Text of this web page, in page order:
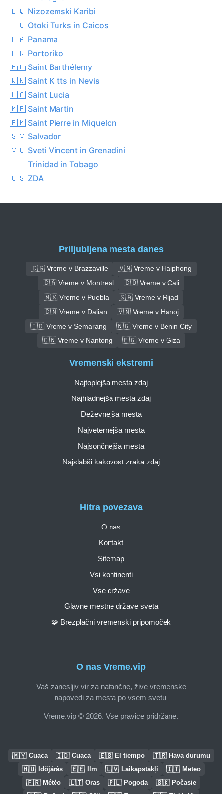
🇧🇶 Nizozemski Karibi
🇹🇨 Otoki Turks in Caicos
🇵🇦 Panama
🇵🇷 Portoriko
🇧🇱 Saint Barthélemy
🇰🇳 Saint Kitts in Nevis
🇱🇨 Saint Lucia
🇲🇫 Saint Martin
🇵🇲 Saint Pierre in Miquelon
🇸🇻 Salvador
🇻🇨 Sveti Vincent in Grenadini
🇹🇹 Trinidad in Tobago
🇺🇸 ZDA
Priljubljena mesta danes
🇨🇬 Vreme v Brazzaville
🇻🇳 Vreme v Haiphong
🇨🇦 Vreme v Montreal
🇨🇴 Vreme v Cali
🇲🇽 Vreme v Puebla
🇸🇦 Vreme v Rijad
🇨🇳 Vreme v Dalian
🇻🇳 Vreme v Hanoj
🇮🇩 Vreme v Semarang
🇳🇬 Vreme v Benin City
🇨🇳 Vreme v Nantong
🇪🇬 Vreme v Giza
O nas Vreme.vip
Vaš zanesljiv vir za natančne, žive vremenske
napovedi za mesta po vsem svetu.
Vreme.vip © 2026. Vse pravice pridržane.
Hitra povezava
O nas
Kontakt
Sitemap
Vsi kontinenti
Vse države
Glavne mestne države sveta
🧩 Brezplačni vremenski pripomoček
Vremenski ekstremi
Najtoplejša mesta zdaj
Najhladnejša mesta zdaj
Deževnejša mesta
Najveternejša mesta
Najsončnejša mesta
Najslabši kakovost zraka zdaj
🇲🇾 Cuaca 🇮🇩 Cuaca 🇪🇸 El tiempo 🇹🇷 Hava durumu
🇭🇺 Időjárás 🇪🇪 Ilm 🇱🇻 Laikapstākļi 🇮🇹 Meteo
🇫🇷 Météo 🇱🇹 Oras 🇵🇱 Pogoda 🇸🇰 Počasie